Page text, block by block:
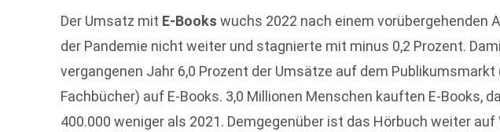
Der Umsatz mit E-Books wuchs 2022 nach einem vorübergehenden
der Pandemie nicht weiter und stagnierte mit minus 0,2 Prozent.
vergangenen Jahr 6,0 Prozent der Umsätze auf dem Publikumsmarkt
Fachbücher) auf E-Books. 3,0 Millionen Menschen kauften E-Books,
400.000 weniger als 2021. Demgegenüber ist das Hörbuch weiter